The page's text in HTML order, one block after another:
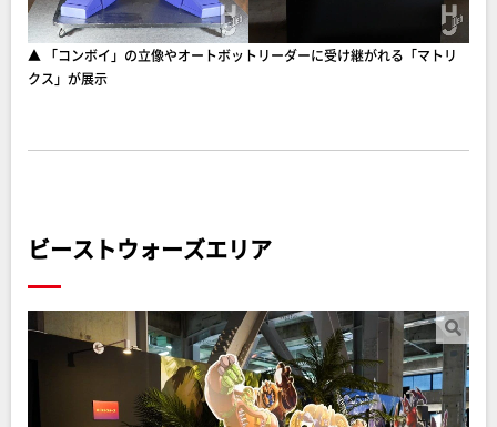
▲ 「コンボイ」の立像やオートボットリーダーに受け継がれる「マトリ
クス」が展示
ビーストウォーズエリア